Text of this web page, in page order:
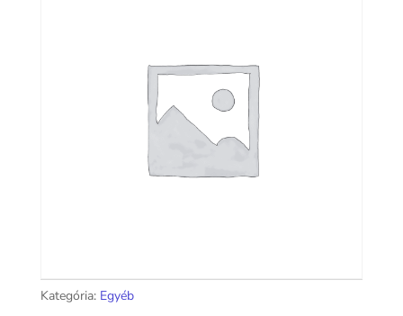
Kategória: Egyéb